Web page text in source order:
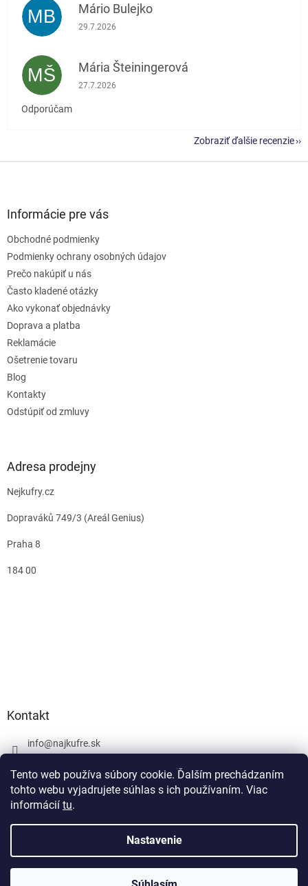
Tento web používa súbory cookie. Ďalším prechádzaním
tohto webu vyjadrujete súhlas s ich používaním. Viac
informácií tu.
Nastavenie
MB Mário Bulejko
Hodnotenie obchodu je 5 z 5 hviezdičiek.
29.7.2026
MŠ Mária Šteiningerová
Hodnotenie obchodu je 5 z 5 hviezdičiek.
27.7.2026
Odporúčam
Zobraziť ďalšie recenzie
Informácie pre vás
Obchodné podmienky
Podmienky ochrany osobných údajov
Prečo nakúpiť u nás
Často kladené otázky
Ako vykonať objednávky
Doprava a platba
Reklamácie
Ošetrenie tovaru
Blog
Kontakty
Odstúpiť od zmluvy
Adresa prodejny
Nejkufry.cz
Dopraváků 749/3 (Areál Genius)
Praha 8
184 00
Kontakt
info@najkufre.sk
Facebook
Vytvoril Shoptet